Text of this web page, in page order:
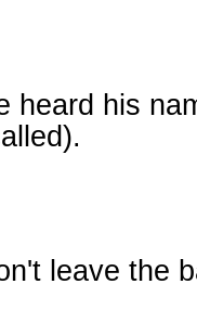
heard his
leave the